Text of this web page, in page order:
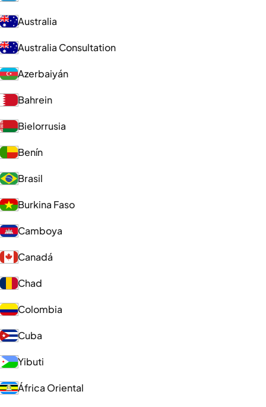
Australia
Australia Consultation
Azerbaiyán
Bahrein
Bielorrusia
Benín
Brasil
Burkina Faso
Camboya
Canadá
Chad
Colombia
Cuba
Yibuti
África Oriental